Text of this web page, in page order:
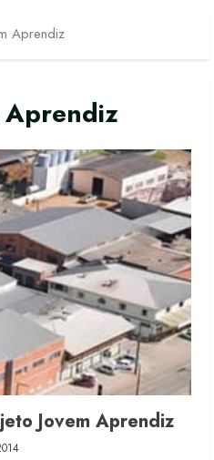
Aprendiz
Aprendiz
Jovem Aprendiz
R$345 milhões de
2026
de 2026